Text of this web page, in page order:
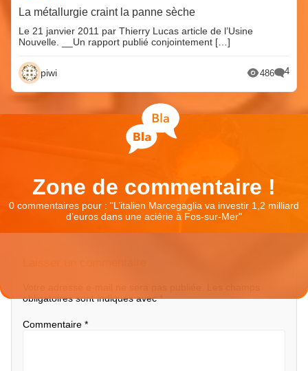
La métallurgie craint la panne sèche
Le 21 janvier 2011 par Thierry Lucas article de l’Usine
Nouvelle. __Un rapport publié conjointement […]
piwi 486 4
Zone de commentaire !
0 commentaires pour : "L’italien Marcegaglia va investir 1,2 milliard
d’euros dans une aciérie à Fos-sur-Mer"
obligatoires sont indiqués avec*
Commentaire *